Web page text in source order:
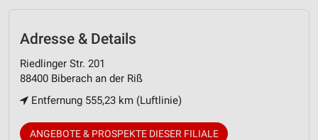
Adresse & Details
Riedlinger Str. 201
88400 Biberach an der Riß
Entfernung 555,23 km (Luftlinie)
ANGEBOTE & PROSPEKTE DIESER FILIALE